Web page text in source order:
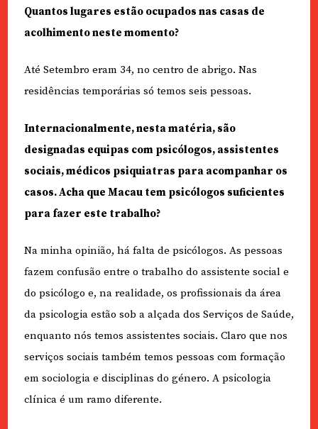
Quantos lugares estão ocupados nas casas de
acolhimento neste momento?
Até Setembro eram 34, no centro de abrigo. Nas
residências temporárias só temos seis pessoas.
Internacionalmente, nesta matéria, são
designadas equipas com psicólogos, assistentes
sociais, médicos psiquiatras para acompanhar os
casos. Acha que Macau tem psicólogos suficientes
para fazer este trabalho?
Na minha opinião, há falta de psicólogos. As pessoas
fazem confusão entre o trabalho do assistente social e
do psicólogo e, na realidade, os profissionais da área
da psicologia estão sob a alçada dos Serviços de Saúde,
enquanto nós temos assistentes sociais. Claro que nos
serviços sociais também temos pessoas com formação
em sociologia e disciplinas do género. A psicologia
clínica é um ramo diferente.